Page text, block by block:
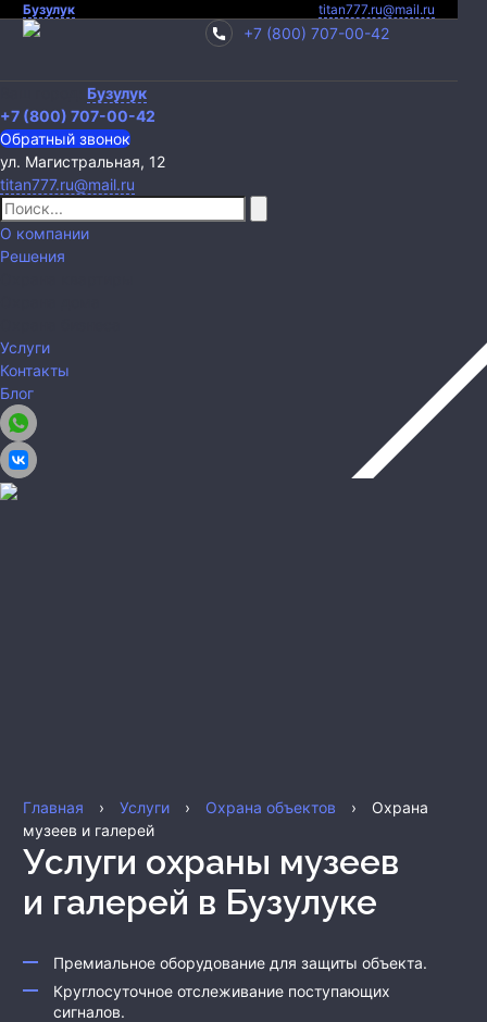
Бузулук titan777.ru@mail.ru
+7 (800) 707-00-42
Бузулук
+7 (800) 707-00-42
Обратный звонок
ул. Магистральная, 12
titan777.ru@mail.ru
О компании
Решения
Услуги
Контакты
Блог
Главная › Услуги › Охрана объектов ›
Охрана
музеев и галерей
Услуги охраны музеев
и галерей в Бузулуке
Премиальное оборудование для защиты объекта.
Круглосуточное отслеживание поступающих
сигналов.